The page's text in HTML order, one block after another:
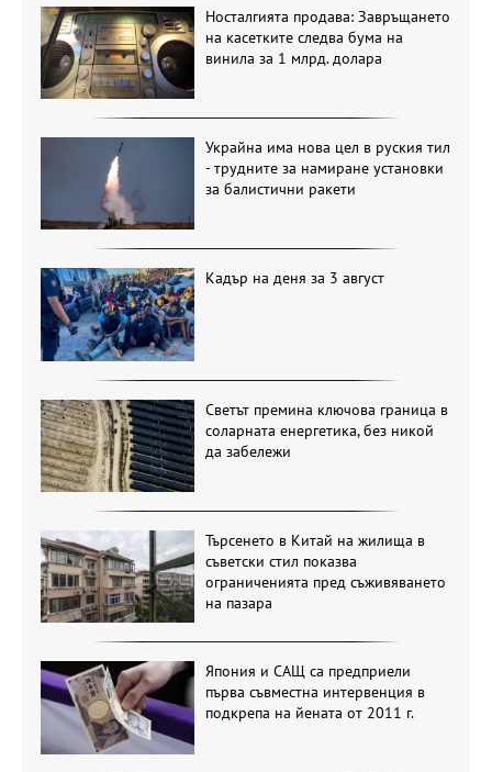
Носталгията продава: Завръщането
на касетките следва бума на
винила за 1 млрд. долара
Украйна има нова цел в руския тил
- трудните за намиране установки
за балистични ракети
Кадър на деня за 3 август
Светът премина ключова граница в
соларната енергетика, без никой
да забележи
Търсенето в Китай на жилища в
съветски стил показва
ограниченията пред съживяването
на пазара
Япония и САЩ са предприели
първа съвместна интервенция в
подкрепа на йената от 2011 г.